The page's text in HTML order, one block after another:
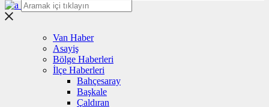
Van Haber
Asayiş
Bölge Haberleri
İlçe Haberleri
Bahçesaray
Başkale
Çaldıran